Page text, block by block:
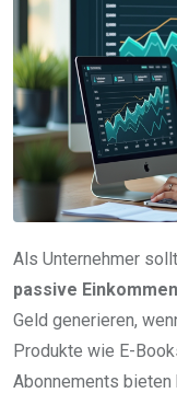
Als Unternehmer
passive
Geld generieren,
Produkte wie E-
Abonnements